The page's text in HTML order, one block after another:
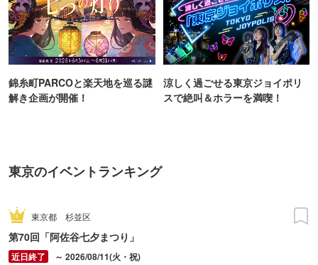
錦糸町PARCOと楽天地を巡る謎
解き企画が開催！
涼しく過ごせる東京ジョイポリ
スで絶叫＆ホラーを満喫！
東京のイベントランキング
東京都 杉並区
第70回「阿佐谷七夕まつり」
～ 2026/08/11(火・祝)